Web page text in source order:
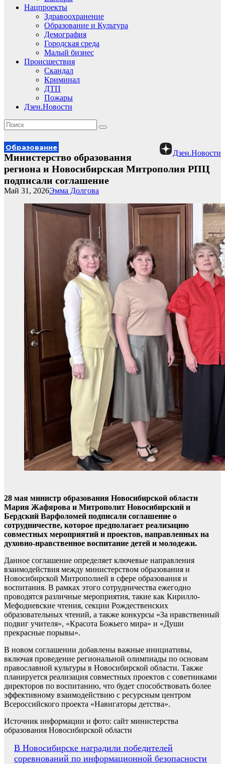
Нацпроекты
Здравоохранение
Образование и Культура
Демография
Городская среда
Малый бизнес
Происшествия
Скандал
Криминал
ДТП
Пожары
Дзен.Новости
Дзен.Новости
Образование
Министерство образования
региона и Новосибирская Митрополия РПЦ
подписали соглашение
Эмма Долгова
Май 31, 2026
28 мая министр образования Новосибирской области
Мария Жафярова и Митрополит Новосибирский и
Бердский Варфоломей подписали соглашение о
сотрудничестве, которое предполагает реализацию
совместных мероприятий и проектов, направленных на
духовно-нравственное воспитание детей и молодежи.
Данное соглашение определяет ключевые направления
взаимодействия между министерством образования и
Новосибирской Митрополией в сфере образования и
воспитания. В рамках этого сотрудничества ежегодно
проводятся различные мероприятия, такие как Кирилло-
Мефодиевские чтения, секции Рождественских
образовательных чтений, а также конкурсы «За нравственный
подвиг учителя», «Красота Божьего мира» и «Души
прекрасные порывы».
В новом соглашении добавлены важные инициативы,
включая проведение региональной олимпиады по основам
православной культуры в Новосибирской области. Также
планируется реализация совместных проектов с советниками
директоров по воспитанию, что будет способствовать более
эффективному взаимодействию с ресурсным центром
Всероссийского проекта «Навигаторы детства».
Источник информации и фото: сайт министерства
образования Новосибирской области
Навигация
В Новосибирске наградили победителей
соревнований по информационной безопасности